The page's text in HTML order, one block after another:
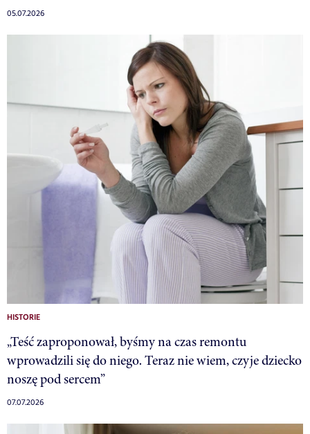
05.07.2026
HISTORIE
„Teść zaproponował, byśmy na czas remontu
wprowadzili się do niego. Teraz nie wiem, czyje dziecko
noszę pod sercem”
07.07.2026